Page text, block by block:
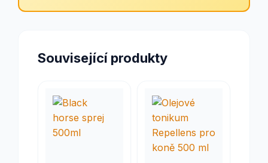
Související produkty